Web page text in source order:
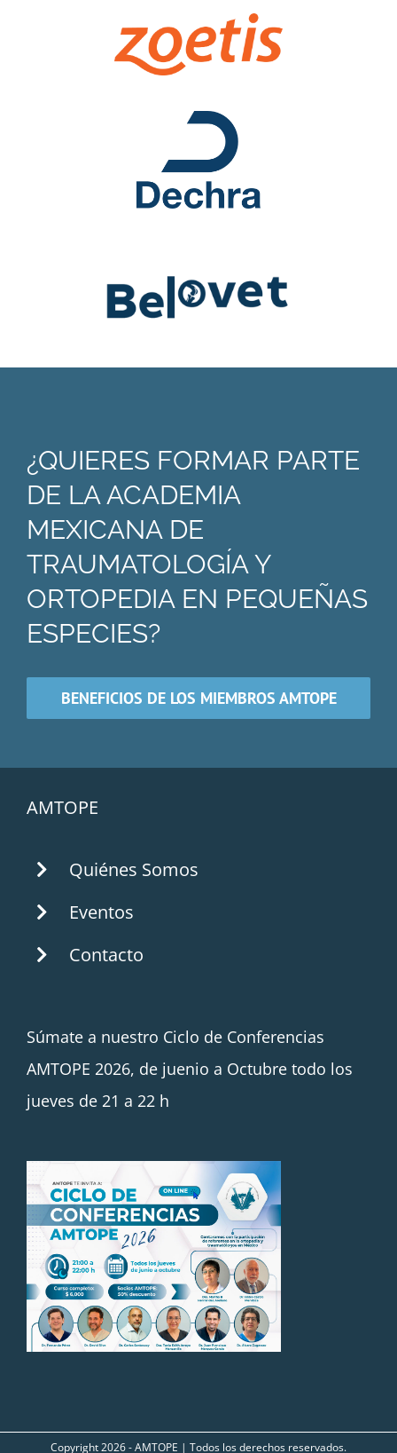
¿QUIERES FORMAR PARTE
DE LA ACADEMIA
MEXICANA DE
TRAUMATOLOGÍA Y
ORTOPEDIA EN PEQUEÑAS
ESPECIES?
BENEFICIOS DE LOS MIEMBROS AMTOPE
AMTOPE
Quiénes Somos
Eventos
Contacto
Súmate a nuestro Ciclo de Conferencias
AMTOPE 2026, de juenio a Octubre todo los
jueves de 21 a 22 h
Copyright2026 - AMTOPE | Todos los derechos reservados.